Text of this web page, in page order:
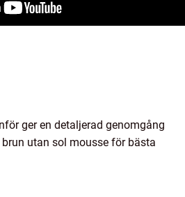
ger en detaljerad genomgång
utan sol mousse för bästa